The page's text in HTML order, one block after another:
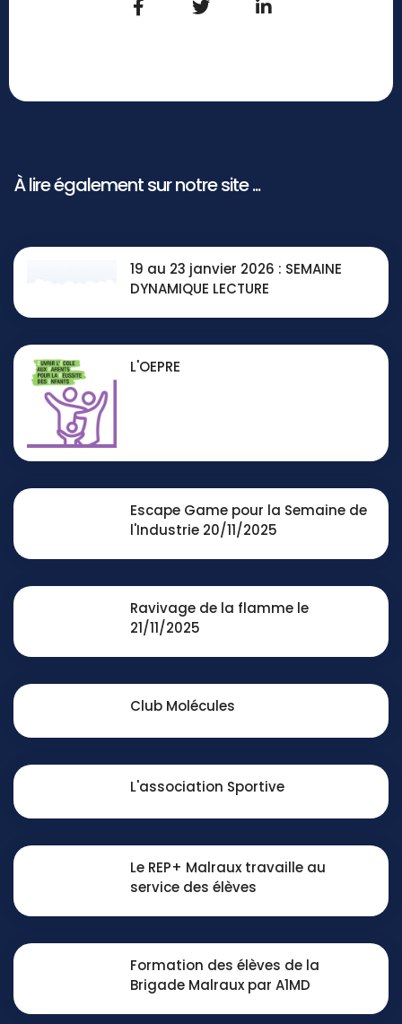
À lire également sur notre site ...
19 au 23 janvier 2026 : SEMAINE
DYNAMIQUE LECTURE
L'OEPRE
Escape Game pour la Semaine de
l'Industrie 20/11/2025
Ravivage de la flamme le
21/11/2025
Club Molécules
L'association Sportive
Le REP+ Malraux travaille au
service des élèves
Formation des élèves de la
Brigade Malraux par A1MD